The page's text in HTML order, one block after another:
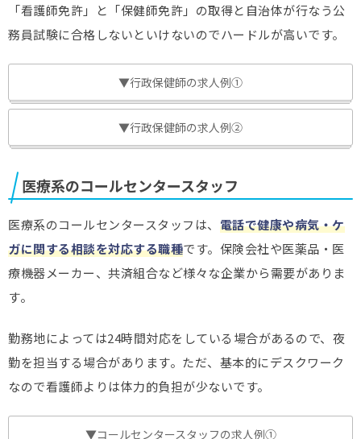
「看護師免許」と「保健師免許」の取得と自治体が行なう公
務員試験に合格しないといけないのでハードルが高いです。
▼行政保健師の求人例①
▼行政保健師の求人例②
医療系のコールセンタースタッフ
医療系のコールセンタースタッフは、 電話で健康や病気・ケ
ガに関する相談を対応する職種です。保険会社や医薬品・医
療機器メーカー、共済組合など様々な企業から需要がありま
す。
勤務地によっては24時間対応をしている場合があるので、夜
勤を担当する場合があります。ただ、基本的にデスクワーク
なので看護師よりは体力的負担が少ないです。
▼コールセンタースタッフの求人例①